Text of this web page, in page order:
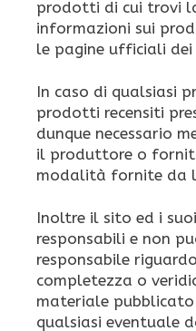
prodotti di cui trovi
informazioni sui
le pagine ufficiali
In caso di qualsiasi
prodotti recensiti
dunque necessario
il produttore o
modalità fornite da
Inoltre il sito ed i
responsabili e non
responsabile
completezza o
materiale pubblicato
qualsiasi eventuale